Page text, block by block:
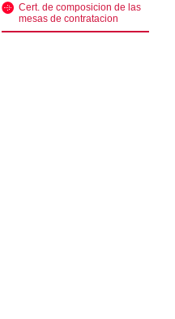
Cert. de composicion de las
mesas de contratacion